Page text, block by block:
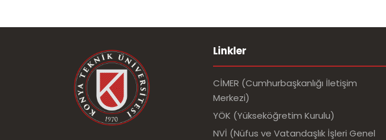
Linkler
CİMER (Cumhurbaşkanlığı İletişim
Merkezi)
YÖK (Yükseköğretim Kurulu)
NVİ (Nüfus ve Vatandaşlık İşleri Genel